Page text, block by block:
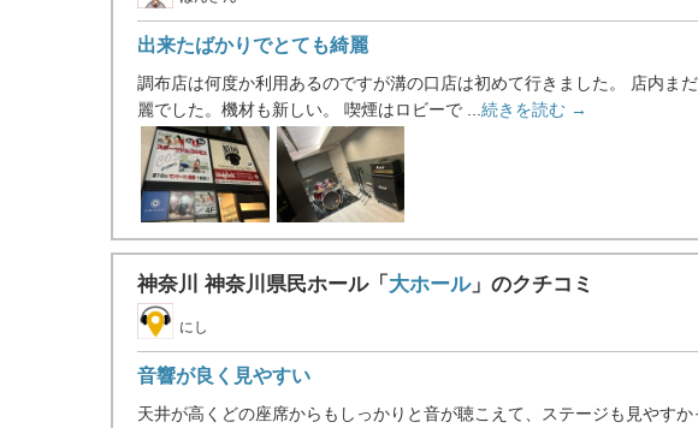
出来たばかりでとても綺麗
調布店は何度か利用あるのですが溝の口店は初めて行きました。 店内ま
麗でした。機材も新しい。 喫煙はロビーで ... 続きを読む →
神奈川 神奈川県民ホール「 大ホール」のクチコミ
にし
音響が良く見やすい
天井が高くどの座席からもしっかりと音が聴こえて、ステージも見やす